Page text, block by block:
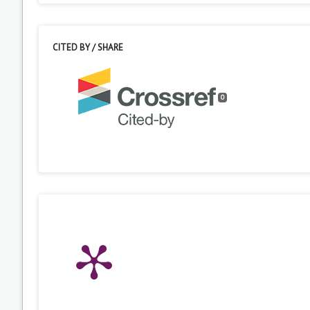
CITED BY / SHARE
0